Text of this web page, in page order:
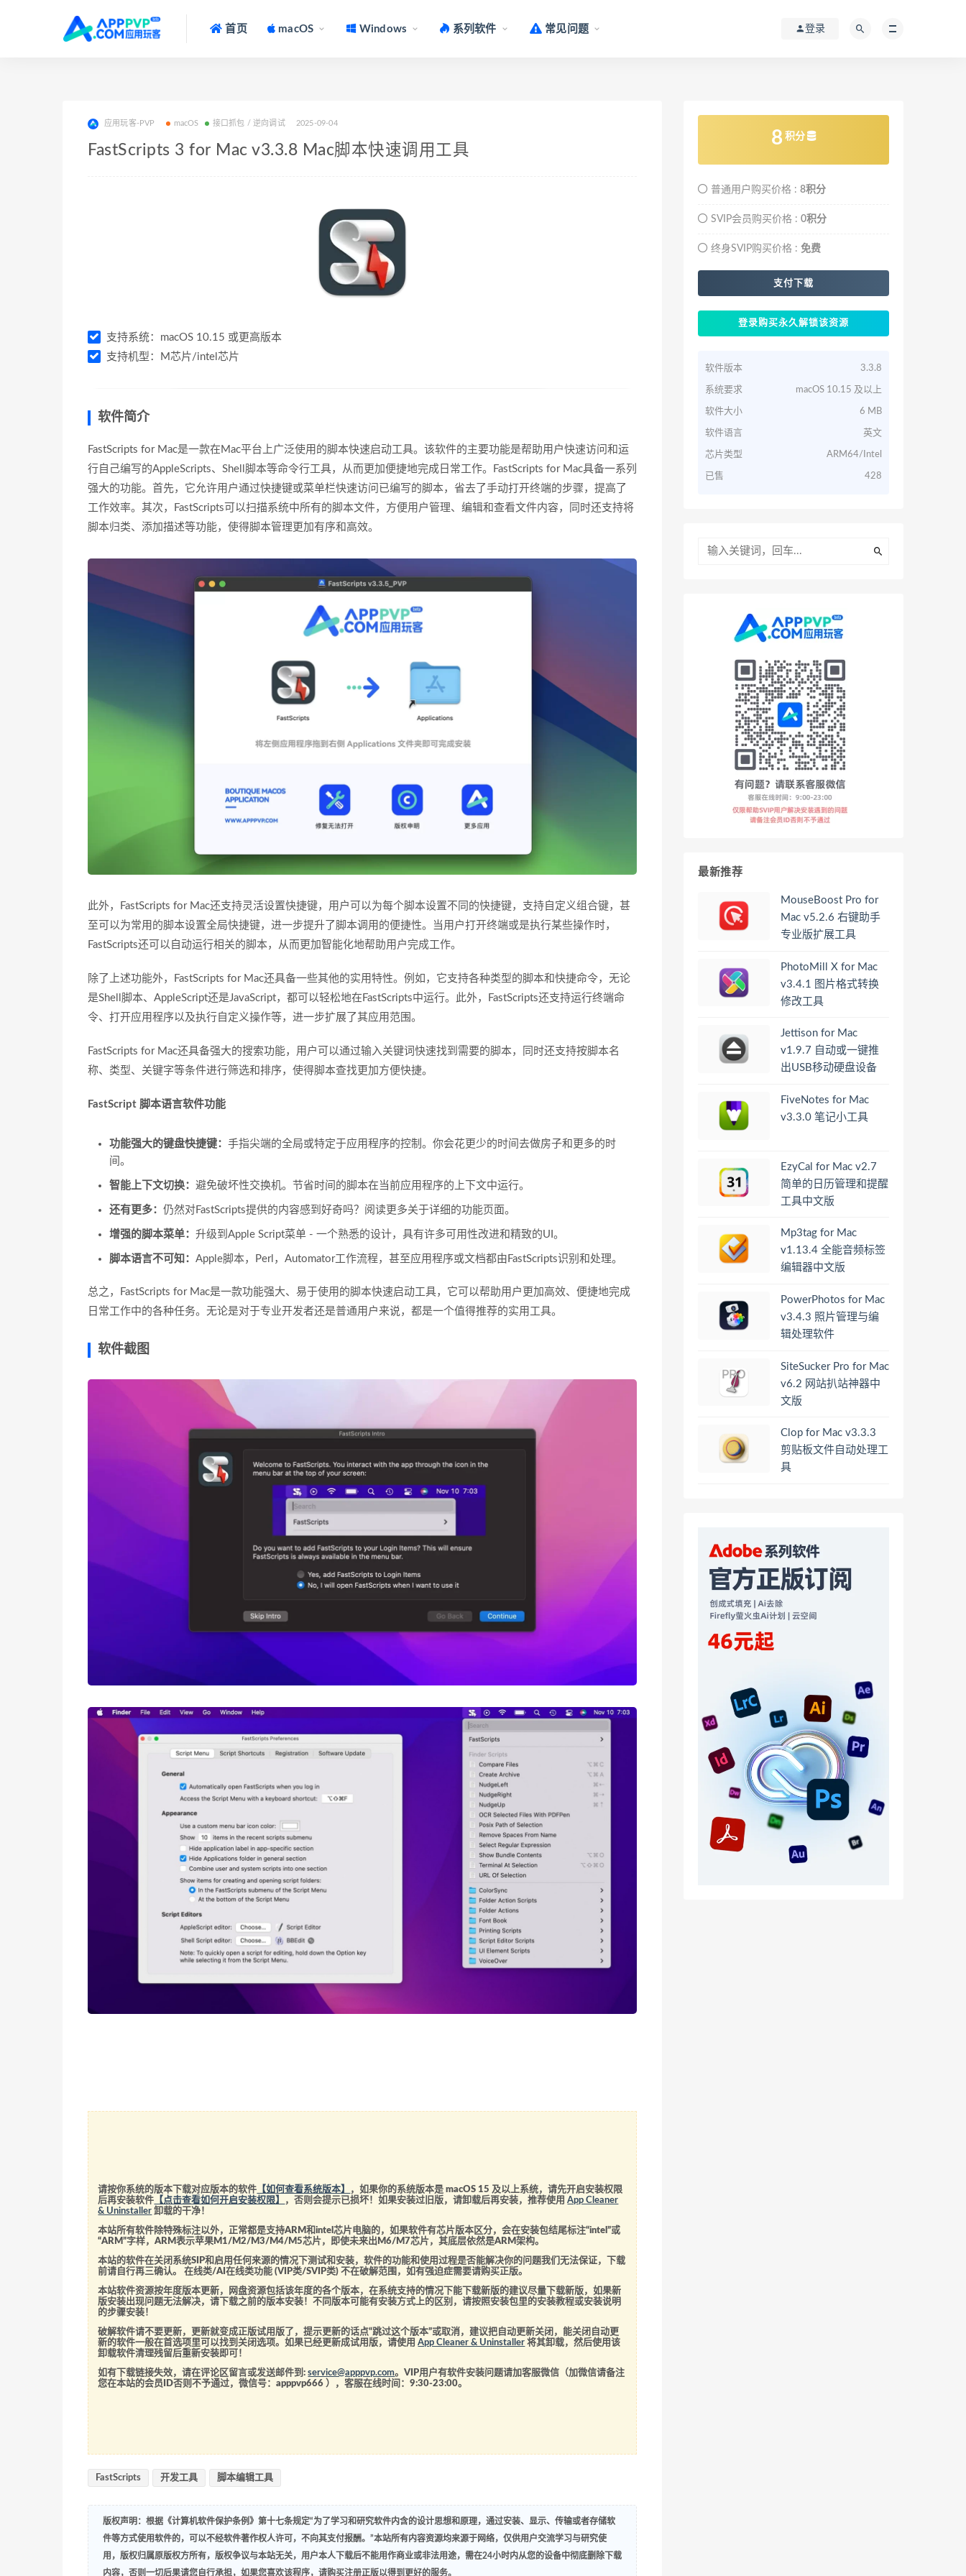
首页 macOS Windows 系列软件 常见问题 登录
应用玩客-PVP macOS 接口抓包 / 逆向调试 2025-09-04
FastScripts 3 for Mac v3.3.8 Mac脚本快速调用工具
支持系统：macOS 10.15 或更高版本
支持机型：M芯片/intel芯片
软件简介
FastScripts for Mac是一款在Mac平台上广泛使用的脚本快速启动工具。该软件的主要功能是帮助用户快速访问和运
行自己编写的AppleScripts、Shell脚本等命令行工具，从而更加便捷地完成日常工作。FastScripts for Mac具备一系列
强大的功能。首先，它允许用户通过快捷键或菜单栏快速访问已编写的脚本，省去了手动打开终端的步骤，提高了
工作效率。其次，FastScripts可以扫描系统中所有的脚本文件，方便用户管理、编辑和查看文件内容，同时还支持将
脚本归类、添加描述等功能，使得脚本管理更加有序和高效。
此外，FastScripts for Mac还支持灵活设置快捷键，用户可以为每个脚本设置不同的快捷键，支持自定义组合键，甚
至可以为常用的脚本设置全局快捷键，进一步提升了脚本调用的便捷性。当用户打开终端或是执行某些操作时，
FastScripts还可以自动运行相关的脚本，从而更加智能化地帮助用户完成工作。
除了上述功能外，FastScripts for Mac还具备一些其他的实用特性。例如，它支持各种类型的脚本和快捷命令，无论
是Shell脚本、AppleScript还是JavaScript，都可以轻松地在FastScripts中运行。此外，FastScripts还支持运行终端命
令、打开应用程序以及执行自定义操作等，进一步扩展了其应用范围。
FastScripts for Mac还具备强大的搜索功能，用户可以通过输入关键词快速找到需要的脚本，同时还支持按脚本名
称、类型、关键字等条件进行筛选和排序，使得脚本查找更加方便快捷。
FastScript 脚本语言软件功能
功能强大的键盘快捷键： 手指尖端的全局或特定于应用程序的控制。你会花更少的时间去做房子和更多的时
间。
智能上下文切换： 避免破坏性交换机。节省时间的脚本在当前应用程序的上下文中运行。
还有更多： 仍然对FastScripts提供的内容感到好奇吗？阅读更多关于详细的功能页面。
增强的脚本菜单： 升级到Apple Script菜单 - 一个熟悉的设计，具有许多可用性改进和精致的UI。
脚本语言不可知： Apple脚本，Perl，Automator工作流程，甚至应用程序或文档都由FastScripts识别和处理。
总之，FastScripts for Mac是一款功能强大、易于使用的脚本快速启动工具，它可以帮助用户更加高效、便捷地完成
日常工作中的各种任务。无论是对于专业开发者还是普通用户来说，都是一个值得推荐的实用工具。
软件截图
请按你系统的版本下载对应版本的软件 【如何查看系统版本】
，如果你的系统版本是 macOS 15 及以上系统，请先开启安装权限
后再安装软件 【点击查看如何开启安装权限】 ，否则会提示已损坏！如果安装过旧版，请卸载后再安装，推荐使用App Cleaner
& Uninstaller 卸载的干净！
本站所有软件除特殊标注以外，正常都是支持ARM和intel芯片电脑的，如果软件有芯片版本区分，会在安装包结尾标注“intel”或
“ARM”字样，ARM表示苹果M1/M2/M3/M4/M5芯片，即使未来出M6/M7芯片，其底层依然是ARM架构。
本站的软件在关闭系统SIP和启用任何来源的情况下测试和安装，软件的功能和使用过程是否能解决你的问题我们无法保证，下载
前请自行再三确认。 在线类/AI在线类功能 (VIP类/SVIP类) 不在破解范围，如有强迫症需要请购买正版。
本站软件资源按年度版本更新，网盘资源包括该年度的各个版本，在系统支持的情况下能下载新版的建议尽量下载新版，如果新
版安装出现问题无法解决，请下载之前的版本安装！不同版本可能有安装方式上的区别，请按照安装包里的安装教程或安装说明
的步骤安装！
破解软件请不要更新，更新就变成正版试用版了，提示更新的话点“跳过这个版本”或取消，建议把自动更新关闭，能关闭自动更
新的软件一般在首选项里可以找到关闭选项。如果已经更新成试用版，请使用App Cleaner & Uninstaller 将其卸载，然后使用该
卸载软件清理残留后重新安装即可！
如有下载链接失效，请在评论区留言或发送邮件到:service@apppvp.com。VIP用户有软件安装问题请加客服微信（加微信请备注
您在本站的会员ID否则不予通过，微信号：apppvp666 ），客服在线时间：9:30-23:00。
FastScripts 开发工具 脚本编辑工具
版权声明：根据《计算机软件保护条例》第十七条规定“为了学习和研究软件内含的设计思想和原理，通过安装、显示、传输或者存储软
件等方式使用软件的，可以不经软件著作权人许可，不向其支付报酬。”本站所有内容资源均来源于网络，仅供用户交流学习与研究使
用，版权归属原版权方所有，版权争议与本站无关，用户本人下载后不能用作商业或非法用途，需在24小时内从您的设备中彻底删除下载
内容，否则一切后果请您自行承担，如果您喜欢该程序，请购买注册正版以得到更好的服务。
8 积分
普通用户购买价格 : 8积分
SVIP会员购买价格 : 0积分
终身SVIP购买价格 : 免费
支付下载
登录购买永久解锁该资源
软件版本 3.3.8
系统要求 macOS 10.15 及以上
软件大小 6 MB
软件语言 英文
芯片类型 ARM64/Intel
已售 428
最新推荐
MouseBoost Pro for
Mac v5.2.6 右键助手
专业版扩展工具
PhotoMill X for Mac
v3.4.1 图片格式转换
修改工具
Jettison for Mac
v1.9.7 自动或一键推
出USB移动硬盘设备
FiveNotes for Mac
v3.3.0 笔记小工具
EzyCal for Mac v2.7
简单的日历管理和提醒
工具中文版
Mp3tag for Mac
v1.13.4 全能音频标签
编辑器中文版
PowerPhotos for Mac
v3.4.3 照片管理与编
辑处理软件
SiteSucker Pro for Mac
v6.2 网站扒站神器中
文版
Clop for Mac v3.3.3
剪贴板文件自动处理工
具